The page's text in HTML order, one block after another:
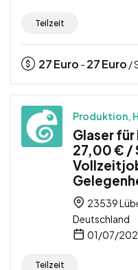
Teilzeit
27Euro - 27Euro /
Produktion,
Glaser
27,00 € /
23539
Deutschland
01/07/
Teilzeit